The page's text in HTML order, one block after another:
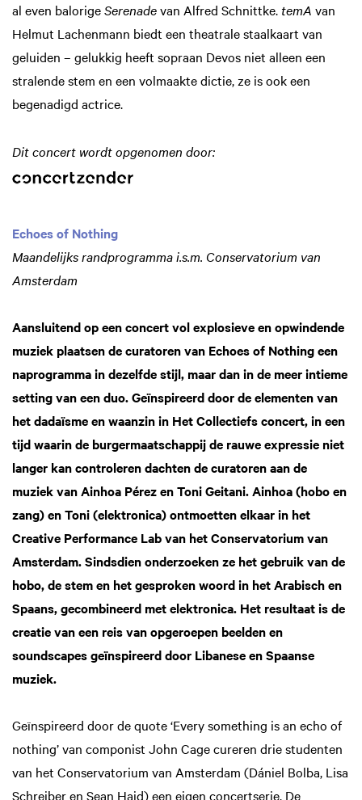
al even balorigeSerenadevan Alfred Schnittke. temA van
Helmut Lachenmann biedt een theatrale staalkaart van
geluiden – gelukkig heeft sopraan Devos niet alleen een
stralende stem en een volmaakte dictie, ze is ook een
begenadigd actrice.
Dit concert wordt opgenomen door:
Echoes of Nothing
Maandelijks randprogramma i.s.m. Conservatorium van
Amsterdam
Aansluitend op een concert vol explosieve en opwindende
muziek plaatsen de curatoren van Echoes of Nothing een
naprogramma in dezelfde stijl, maar dan in de meer intieme
setting van een duo. Geïnspireerd door de elementen van
het dadaïsme en waanzin in Het Collectiefs concert, in een
tijd waarin de burgermaatschappij de rauwe expressie niet
langer kan controleren dachten de curatoren aan de
muziek van Ainhoa Pérez en Toni Geitani. Ainhoa (hobo en
zang) en Toni (elektronica) ontmoetten elkaar in het
Creative Performance Lab van het Conservatorium van
Amsterdam. Sindsdien onderzoeken ze het gebruik van de
hobo, de stem en het gesproken woord in het Arabisch en
Spaans, gecombineerd met elektronica. Het resultaat is de
creatie van een reis van opgeroepen beelden en
soundscapes geïnspireerd door Libanese en Spaanse
muziek.
Geïnspireerd door de quote ‘Every something is an echo of
nothing’ van componist John Cage cureren drie studenten
van het Conservatorium van Amsterdam (Dániel Bolba, Lisa
Schreiber en Sean Haid) een eigen concertserie. De